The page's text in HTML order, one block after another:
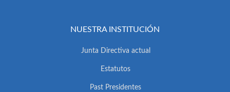
NUESTRA INSTITUCIÓN
Junta Directiva actual
Estatutos
Past Presidentes